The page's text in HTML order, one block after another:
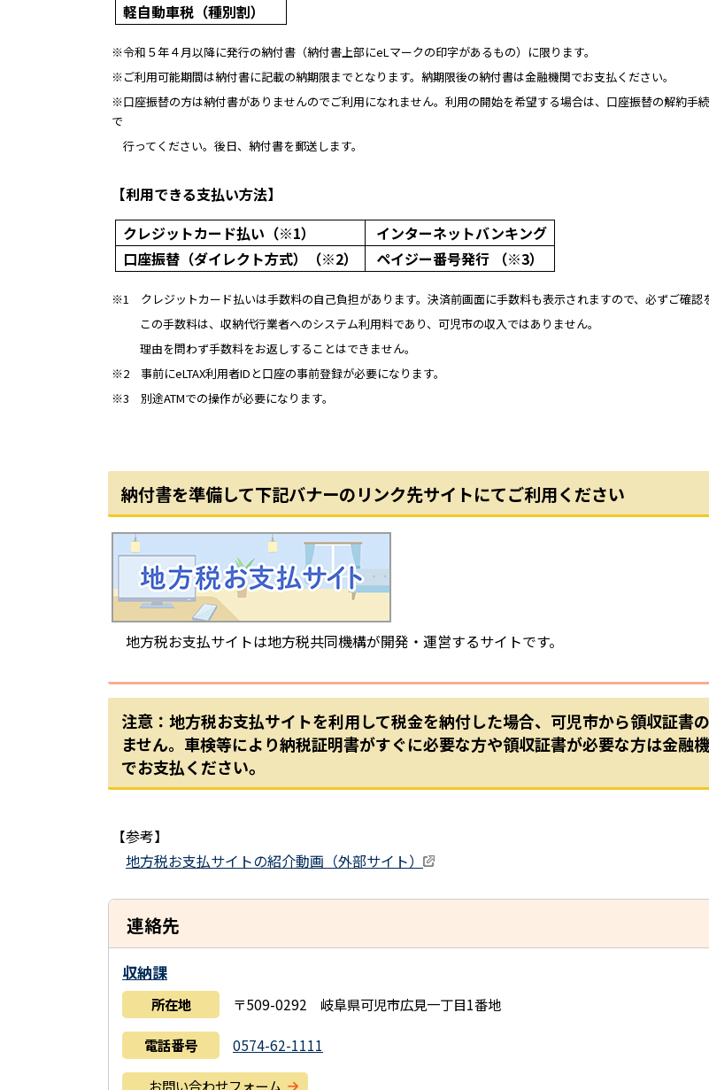
軽自動車税（種別割）
※令和５年４月以降に発行の納付書（納付書上部にeLマークの印字があるもの）に限ります。
※ご利用可能期間は納付書に記載の納期限までとなります。納期限後の納付書は金融機関でお支払ください。
※口座振替の方は納付書がありませんのでご利用になれません。利用の開始を希望する場合は、口座振替の解約手
で
行ってください。後日、納付書を郵送します。
【利用できる支払い方法】
クレジットカード払い（※1）
インターネットバンキング
口座振替（ダイレクト方式）
（※2） ペイジー番号発行 （※3）
※1 クレジットカード払いは手数料の自己負担があります。決済前画面に手数料も表示されますので、必ずご確認
この手数料は、収納代行業者へのシステム利用料であり、可児市の収入ではありません。
理由を問わず手数料をお返しすることはできません。
※2 事前にeLTAX利用者IDと口座の事前登録が必要になります。
※3 別途ATMでの操作が必要になります。
納付書を準備して下記バナーのリンク先サイトにてご利用ください
地方税お支払サイトは地方税共同機構が開発・運営するサイトです。
注意：地方税お支払サイトを利用して税金を納付した場合、可児市から領収証書
ません。車検等により納税証明書がすぐに必要な方や領収証書が必要な方は金融
でお支払ください。
【参考】
地方税お支払サイトの紹介動画（外部サイト）
連絡先
収納課
所在地 〒509-0292 岐阜県可児市広見一丁目1番地
電話番号 0574-62-1111
お問い合わせフォーム